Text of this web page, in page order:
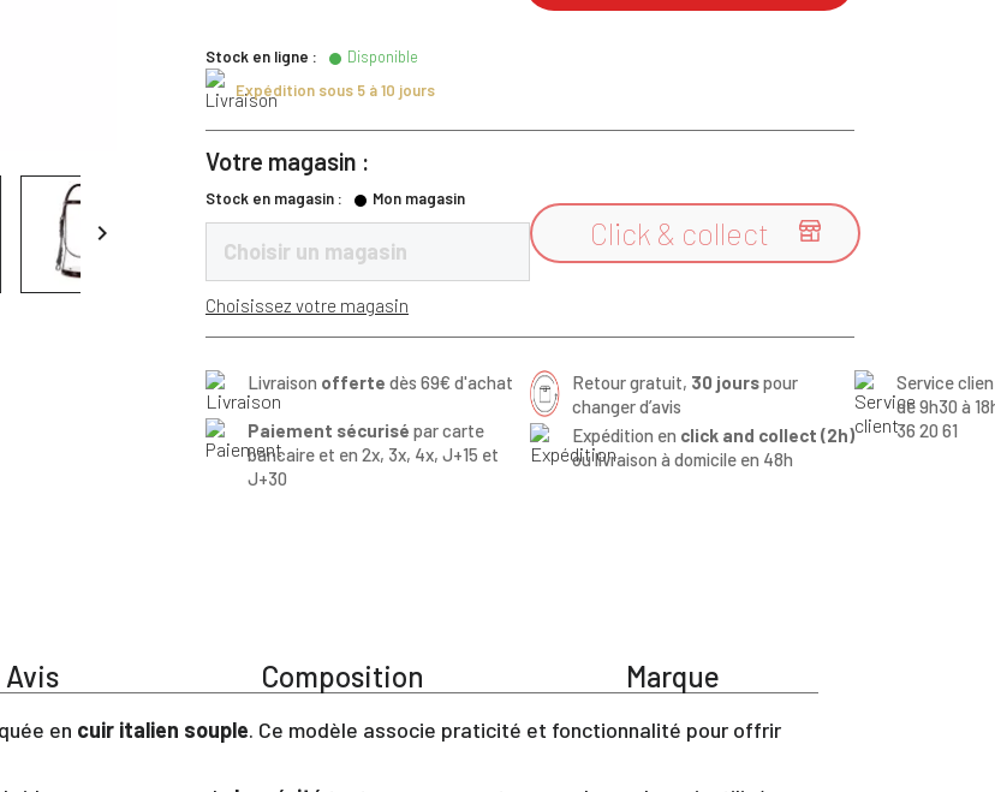

Stock en ligne :
Disponible
Expédition sous 5 à 10 jours
Votre magasin :
Stock en magasin : Mon magasin
Choisir un magasin
Choisissez votre magasin

Click & collect
Livraison offerte dès 69€ d'achat
Paiement sécurisé par carte
bancaire et en 2x, 3x, 4x, J+15 et
J+30
Retour gratuit, 30 jourspour
changer d’avis
Expédition en click and collect (2h)
ou livraison à domicile en 48h
Service
de 9h30 à
36 20 61
Avis Composition Marque
en cuir italien souple. Ce modèle associe praticité et fonctionnalité pour offrir